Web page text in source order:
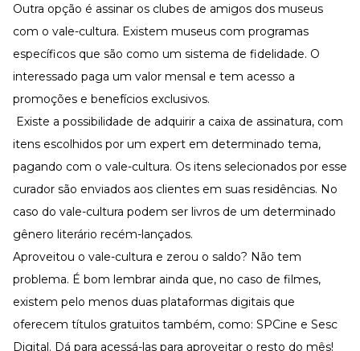
Outra opção é assinar os clubes de amigos dos museus
com o vale-cultura. Existem museus com programas
específicos que são como um sistema de fidelidade. O
interessado paga um valor mensal e tem acesso a
promoções e benefícios exclusivos.
Existe a possibilidade de adquirir a caixa de assinatura, com
itens escolhidos por um expert em determinado tema,
pagando com o vale-cultura. Os itens selecionados por esse
curador são enviados aos clientes em suas residências. No
caso do vale-cultura podem ser livros de um determinado
gênero literário recém-lançados.
Aproveitou o vale-cultura e zerou o saldo? Não tem
problema. É bom lembrar ainda que, no caso de filmes,
existem pelo menos duas plataformas digitais que
oferecem títulos gratuitos também, como: SPCine e Sesc
Digital. Dá para acessá-las para aproveitar o resto do mês!